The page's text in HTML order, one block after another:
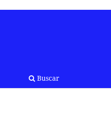
Buscar